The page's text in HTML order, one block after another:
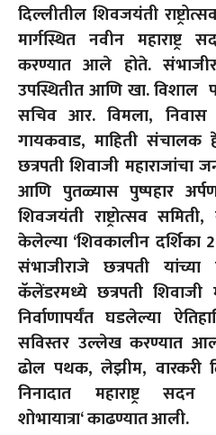
दिल्लीतील शिवजयंती
मार्गस्थित नवीन
करण्यात आले होते.
उपस्थितीत आणि खा. विशाल
सचिव आर. विमला,
गायकवाड, माहिती संचालक
छत्रपती शिवाजी
आणि पुतळ्यास पुष्पहार
शिवजयंती राष्ट्रोत्सव समिती,
केलेल्या ‘शिवकालीन दर्शिका
संभाजीराजे छत्रपती
कॅलेंडरमध्ये छत्रपती शिवाजी
निर्वाणापर्यंत घडलेल्या
सविस्तर उल्लेख करण्यात
ढोल पथक,लेझीम,
निनादात महाराष्ट्र
शोभायात्रा‘काढण्यात आली.